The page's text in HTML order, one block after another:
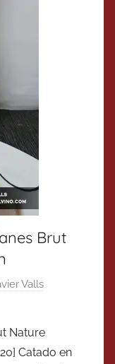
Brut
Valls
Nature
Catado en